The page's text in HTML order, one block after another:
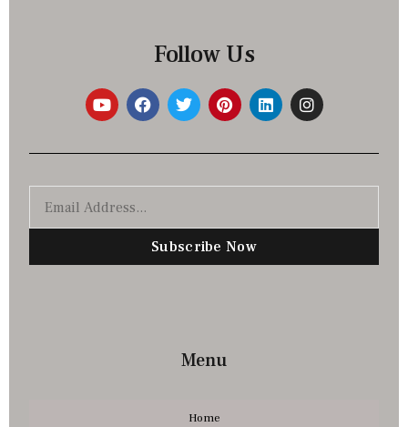
Follow Us
Subscribe Now
Menu
Home